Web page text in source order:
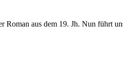
Roman aus dem 19. Jh. Nun